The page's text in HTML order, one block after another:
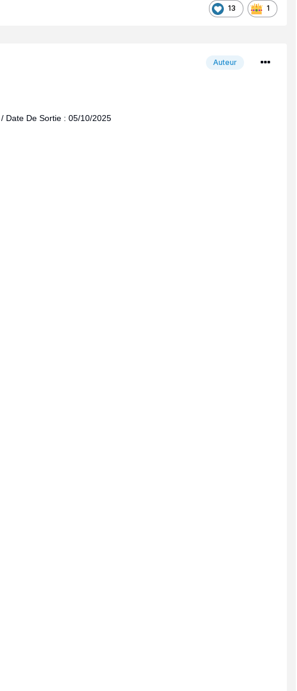
13 1
Auteur
/ Date De Sortie : 05/10/2025